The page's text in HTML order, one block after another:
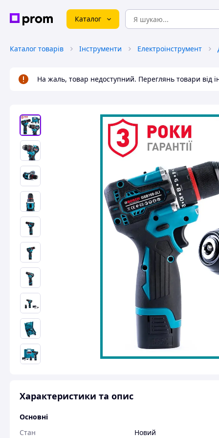
Каталог
Каталог товарів Інструменти Електроінструмент
На жаль, товар недоступний. Переглянь товари від
Характеристики та опис
Основні
Стан
Новий